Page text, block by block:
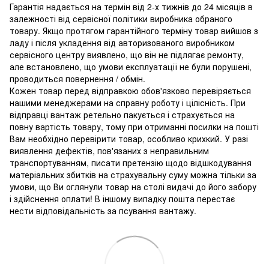
Гарантія надається на термін від 2-х тижнів до 24 місяців в
залежності від сервісної політики виробника обраного
товару. Якщо протягом гарантійного терміну товар вийшов з
ладу і після укладення від авторизованого виробником
сервісного центру виявлено, що він не підлягає ремонту,
але встановлено, що умови експлуатації не були порушені,
проводиться повернення / обмін.
Кожен товар перед відправкою обов'язково перевіряється
нашими менеджерами на справну роботу і цілісність. При
відправці вантаж ретельно пакується і страхується на
повну вартість товару, тому при отриманні посилки на пошті
Вам необхідно перевірити товар, особливо крихкий. У разі
виявлення дефектів, пов'язаних з неправильним
транспортуванням, писати претензію щодо відшкодування
матеріальних збитків на страхувальну суму можна тільки за
умови, що Ви оглянули товар на столі видачі до його забору
і здійснення оплати! В іншому випадку пошта перестає
нести відповідальність за псування вантажу.